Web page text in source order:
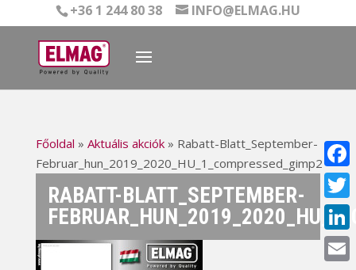
+36 1 244 80 38 INFO@ELMAG.HU
Főoldal » Aktuális akciók» Rabatt-Blatt_September-
Februar_hun_2019_2020_HU_1_compressed_gimp2
RABATT-BLATT_SEPTEMBER-